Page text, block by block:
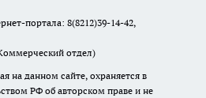
портала: 8(8212)39-14-42,
отдел)
на данном сайте, охраняется в
РФ об авторском праве и не